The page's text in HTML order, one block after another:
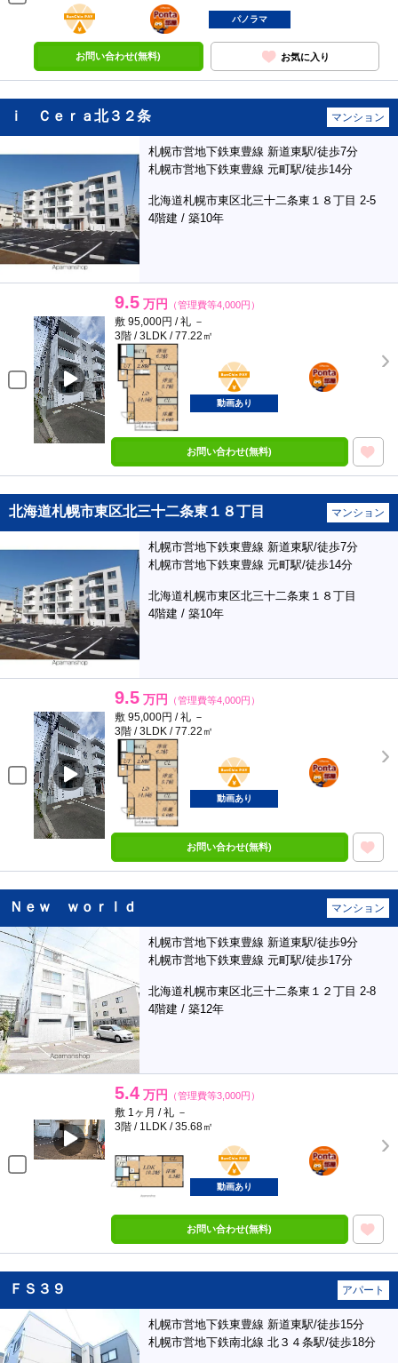
BunChinPAY
ポンタ
部屋
パノラマ
お問い合わせ(無料) お気に入り
ｉ Ｃｅｒａ北３２条 マンション
札幌市営地下鉄東豊線 新道東駅/徒歩7分
札幌市営地下鉄東豊線 元町駅/徒歩14分
北海道札幌市東区北三十二条東１８丁目 2-5
4階建 / 築10年
9.5 万円 （管理費等4,000円）
敷 95,000円 / 礼 －
3階 / 3LDK / 77.22㎡
BunChinPAY
ポンタ
部屋
動画あり
お問い合わせ(無料)
北海道札幌市東区北三十二条東１８丁目 マンション
札幌市営地下鉄東豊線 新道東駅/徒歩7分
札幌市営地下鉄東豊線 元町駅/徒歩14分
北海道札幌市東区北三十二条東１８丁目
4階建 / 築10年
9.5 万円 （管理費等4,000円）
敷 95,000円 / 礼 －
3階 / 3LDK / 77.22㎡
BunChinPAY
ポンタ
部屋
動画あり
お問い合わせ(無料)
Ｎｅｗ ｗｏｒｌｄ マンション
札幌市営地下鉄東豊線 新道東駅/徒歩9分
札幌市営地下鉄東豊線 元町駅/徒歩17分
北海道札幌市東区北三十二条東１２丁目 2-8
4階建 / 築12年
5.4 万円 （管理費等3,000円）
敷 1ヶ月 / 礼 －
3階 / 1LDK / 35.68㎡
BunChinPAY
ポンタ
部屋
動画あり
お問い合わせ(無料)
ＦＳ３９ アパート
札幌市営地下鉄東豊線 新道東駅/徒歩15分
札幌市営地下鉄南北線 北３４条駅/徒歩18分